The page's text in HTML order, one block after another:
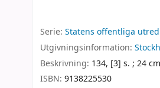
Serie: Statens offentliga
Utgivningsinformation:
Beskrivning: 134, [3] s. ; 24 cm
ISBN: 9138225530